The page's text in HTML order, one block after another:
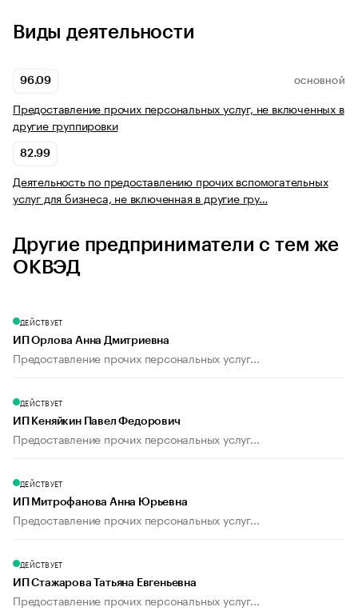
Виды деятельности
96.09 ОСНОВНОЙ
Предоставление прочих персональных услуг, не включенных в
другие группировки
82.99
Деятельность по предоставлению прочих вспомогательных
услуг для бизнеса, не включенная в другие гру…
Другие предприниматели с тем же
ОКВЭД
ДЕЙСТВУЕТ
ИП Орлова Анна Дмитриевна
Предоставление прочих персональных услуг...
ДЕЙСТВУЕТ
ИП Кеняйкин Павел Федорович
Предоставление прочих персональных услуг...
ДЕЙСТВУЕТ
ИП Митрофанова Анна Юрьевна
Предоставление прочих персональных услуг...
ДЕЙСТВУЕТ
ИП Стажарова Татьяна Евгеньевна
Предоставление прочих персональных услуг...